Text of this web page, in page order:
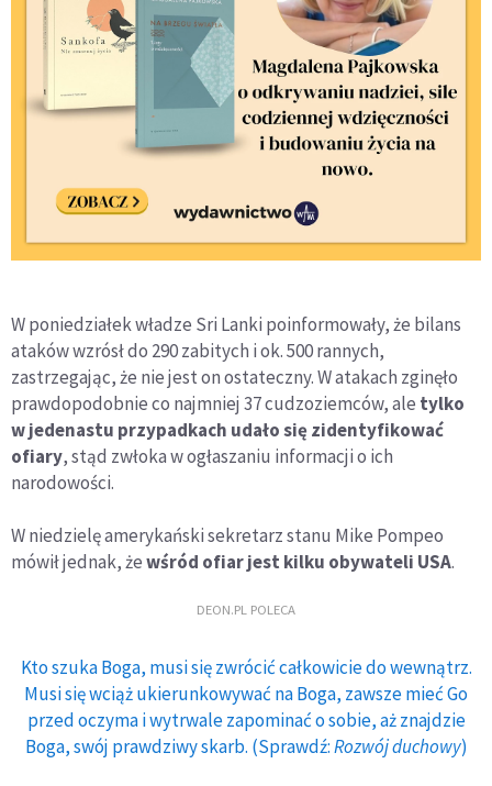
W poniedziałek władze Sri Lanki poinformowały, że bilans
ataków wzrósł do 290 zabitych i ok. 500 rannych,
zastrzegając, że nie jest on ostateczny. W atakach zginęło
prawdopodobnie co najmniej 37 cudzoziemców, ale tylko
w jedenastu przypadkach udało się zidentyfikować
ofiary, stąd zwłoka w ogłaszaniu informacji o ich
narodowości.
W niedzielę amerykański sekretarz stanu Mike Pompeo
mówił jednak, żewśród ofiar jest kilku obywateli USA.
DEON.PL POLECA
Kto szuka Boga, musi się zwrócić całkowicie do wewnątrz.
Musi się wciąż ukierunkowywać na Boga, zawsze mieć Go
przed oczyma i wytrwale zapominać o sobie, aż znajdzie
Boga, swój prawdziwy skarb. (Sprawdź:Rozwój duchowy)